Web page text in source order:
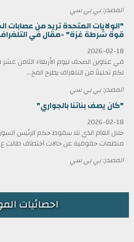
المصدر: بي بي سي
"الولايات المتحدة تريد من
قوة شرطة غزة" -مقال في
2026-02-18
لكم تحليلاً من التلغراف يطرح المخ...
المصدر: بي بي سي
"كان يصف بناتنا بالجواري"
2026-02-18
خلال العام الذي تلا سقوط حكم الرئيس
منظمات حقوقية عن حالات اختطاف طالت
المصدر: بي بي سي
احصائيات